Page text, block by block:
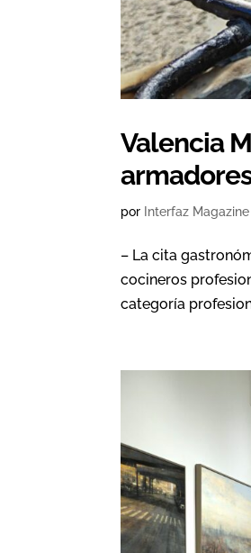
Valencia
por Interfaz Magazine
– La cita
cocineros
categoría